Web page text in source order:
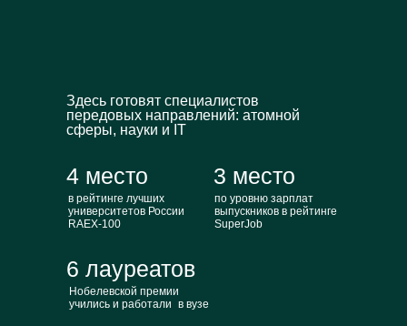
Здесь готовят специалистов
передовых направлений: атомной
сферы, науки и IT
Нобелевской премии
учились и работали в вузе
6 лауреатов
в рейтинге лучших
университетов России
RAEX-100
4 место
по уровню зарплат
выпускников в рейтинге
SuperJob
3 место